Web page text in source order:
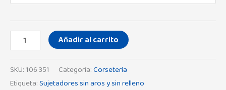
Añadir al carrito
SKU:106 351 Categoría:Corsetería
Etiqueta:Sujetadores sin aros y sin relleno